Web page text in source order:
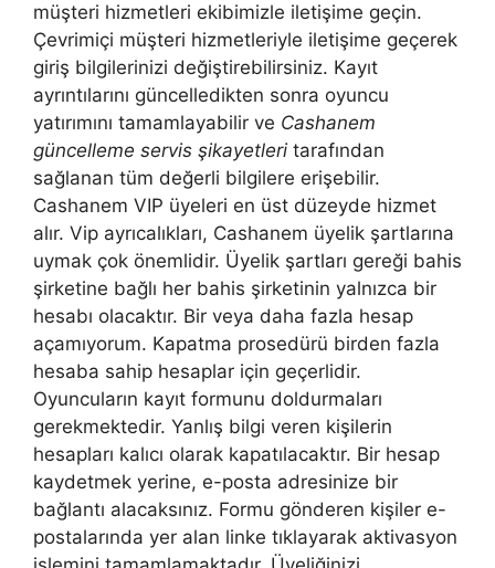
müşteri hizmetleri ekibimizle iletişime geçin.
Çevrimiçi müşteri hizmetleriyle iletişime geçerek
giriş bilgilerinizi değiştirebilirsiniz. Kayıt
ayrıntılarını güncelledikten sonra oyuncu
yatırımını tamamlayabilir ve Cashanem
güncelleme servis şikayetleri tarafından
sağlanan tüm değerli bilgilere erişebilir.
Cashanem VIP üyeleri en üst düzeyde hizmet
alır. Vip ayrıcalıkları, Cashanem üyelik şartlarına
uymak çok önemlidir. Üyelik şartları gereği bahis
şirketine bağlı her bahis şirketinin yalnızca bir
hesabı olacaktır. Bir veya daha fazla hesap
açamıyorum. Kapatma prosedürü birden fazla
hesaba sahip hesaplar için geçerlidir.
Oyuncuların kayıt formunu doldurmaları
gerekmektedir. Yanlış bilgi veren kişilerin
hesapları kalıcı olarak kapatılacaktır. Bir hesap
kaydetmek yerine, e-posta adresinize bir
bağlantı alacaksınız. Formu gönderen kişiler e-
postalarında yer alan linke tıklayarak aktivasyon